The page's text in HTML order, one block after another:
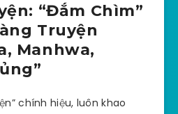
“Đắm Chìm”
Truyện
Manhwa,
chính hiệu, luôn khao